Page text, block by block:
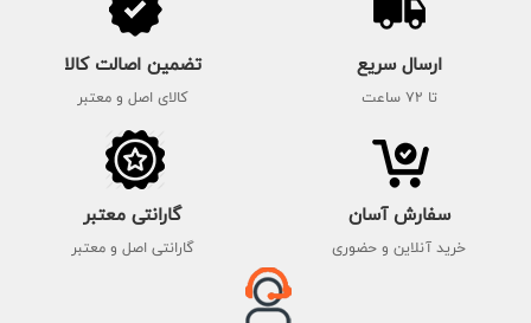
ارسال سریع
تا 72 ساعت
تضمین اصالت کالا
کالای اصل و معتبر
سفارش آسان
خرید آنلاین و حضوری
گارانتی معتبر
گارانتی اصل و معتبر